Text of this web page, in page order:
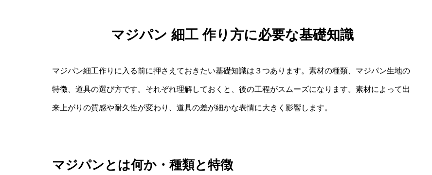
マジパン 細工 作り方に必要な基礎知識
マジパン細工作りに入る前に押さえておきたい基礎知識は３つあります。素材の種類、マジパン生地の
特徴、道具の選び方です。それぞれ理解しておくと、後の工程がスムーズになります。素材によって出
来上がりの質感や耐久性が変わり、道具の差が細かな表情に大きく影響します。
マジパンとは何か・種類と特徴